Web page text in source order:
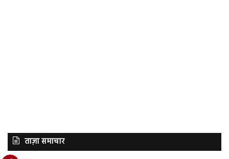
ताज़ा समाचार